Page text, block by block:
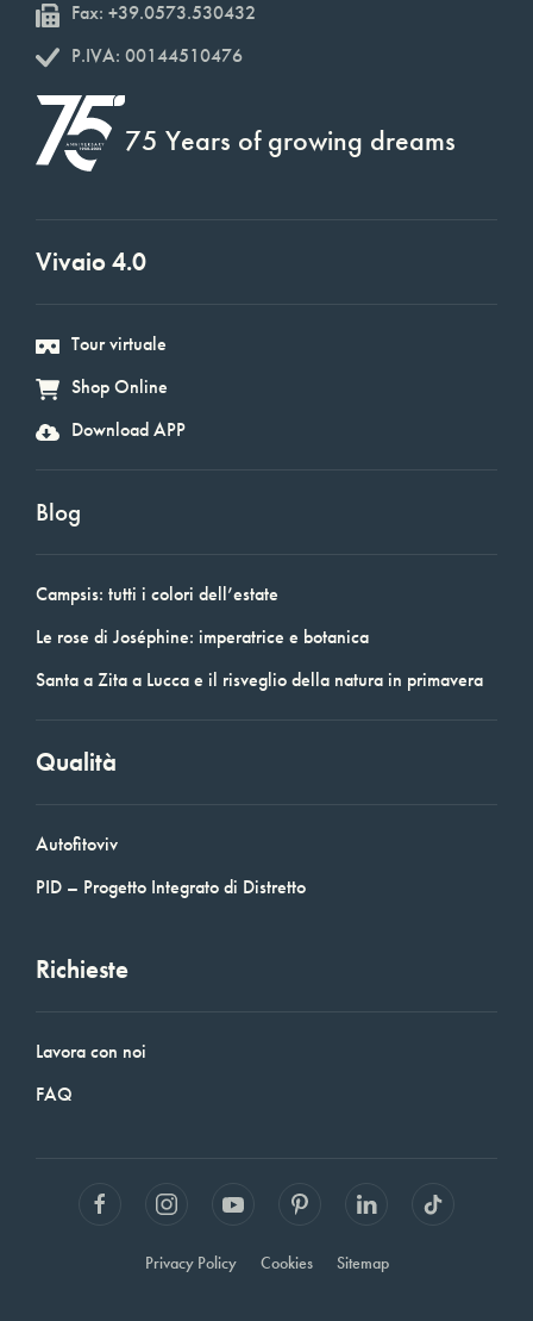
Fax: +39.0573.530432
P.IVA: 00144510476
75 Years of growing dreams
Vivaio 4.0
Tour virtuale
Shop Online
Download APP
Blog
Campsis: tutti i colori dell’estate
Le rose di Joséphine: imperatrice e botanica
Santa a Zita a Lucca e il risveglio della natura in primavera
Qualità
Autofitoviv
PID – Progetto Integrato di Distretto
Richieste
Lavora con noi
FAQ
Privacy Policy Cookies Sitemap